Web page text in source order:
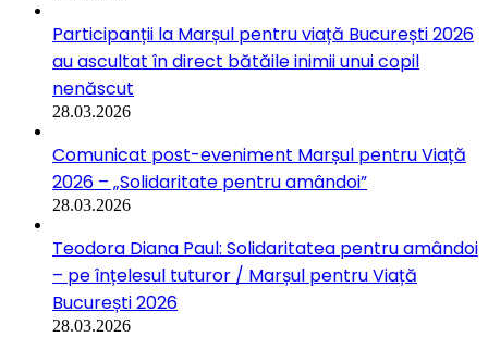
Participanții la Marșul pentru viață București 2026
au ascultat în direct bătăile inimii unui copil
nenăscut
28.03.2026
Comunicat post-eveniment Marșul pentru Viață
2026 – „Solidaritate pentru amândoi”
28.03.2026
Teodora Diana Paul: Solidaritatea pentru amândoi
– pe înțelesul tuturor / Marșul pentru Viață
București 2026
28.03.2026